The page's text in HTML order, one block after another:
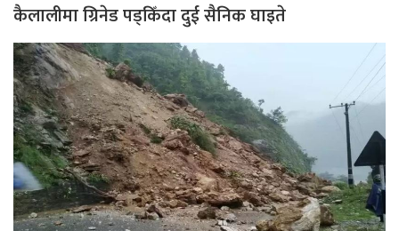
कैलालीमा ग्रिनेड पड्किँदा दुई सैनिक घाइते